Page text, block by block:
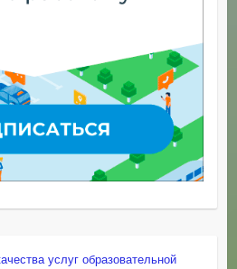
услуг образовательной